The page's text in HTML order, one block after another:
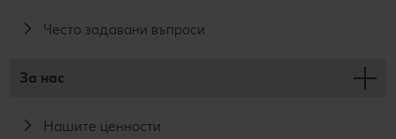
Често задавани въпроси
За нас
Нашите ценности